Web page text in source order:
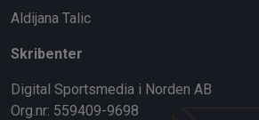
Aldijana Talic
Skribenter
Digital Sportsmedia i Norden AB
Org.nr: 559409-9698